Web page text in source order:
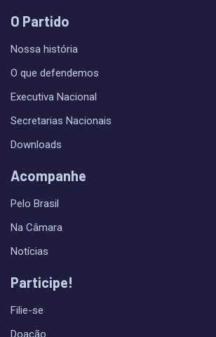
O Partido
Nossa história
O que defendemos
Executiva Nacional
Secretarias Nacionais
Downloads
Acompanhe
Pelo Brasil
Na Câmara
Notícias
Participe!
Filie-se
Doação